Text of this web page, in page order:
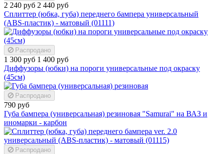
2 240 руб 2 440 руб
Сплиттер (юбка, губа) переднего бампера универсальный
(ABS-пластик) - матовый (01111)
Распродано
1 300 руб 1 400 руб
Диффузоры (юбки) на пороги универсальные под окраску
(45см)
Распродано
790 руб
Губа бампера (универсальная) резиновая "Samurai" на ВАЗ и
иномарки - карбон
Распродано